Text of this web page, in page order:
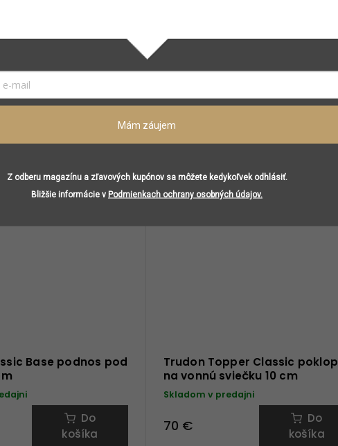
Vanilka
Base podnos pod
Do
košíka
Trudon Topper Classic poklop
na vonnú sviečku 10 cm
Skladom v predajni
70 €
Do
košíka
Mám záujem
Z odberu magazínu a zľavových kupónov sa môžete kedykoľvek odhlásiť.
Bližšie informácie v Podmienkach ochrany osobných údajov.